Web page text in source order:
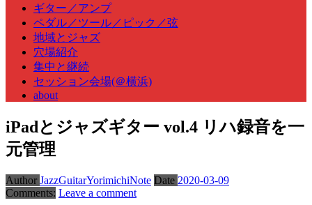
ギター／アンプ
ペダル／ツール／ピック／弦
地域とジャズ
穴場紹介
集中と継続
セッション会場(＠横浜)
about
iPadとジャズギター vol.4 リハ録音を一
元管理
Author JazzGuitarYorimichiNote Date 2020-03-09
Comments: Leave a comment